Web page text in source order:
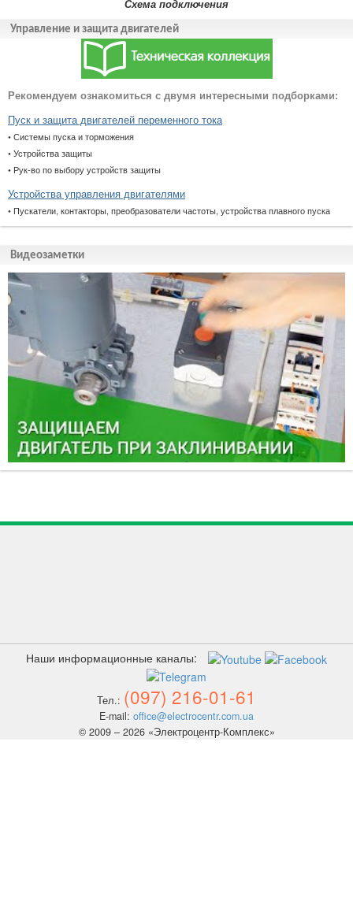
Схема подключения
Управление и защита двигателей
Рекомендуем ознакомиться с двумя интересными подборками:
Пуск и защита двигателей переменного тока
• Системы пуска и торможения
• Устройства защиты
• Рук-во по выбору устройств защиты
Устройства управления двигателями
• Пускатели, контакторы, преобразователи частоты, устройства плавного пуска
Видеозаметки
Наши информационные каналы:
Тел.: (097) 216-01-61
E-mail: office@electrocentr.com.ua
© 2009 – 2026 «Электроцентр-Комплекс»